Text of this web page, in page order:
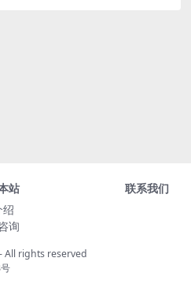
站
绍
询
联系我们
All rights reserved